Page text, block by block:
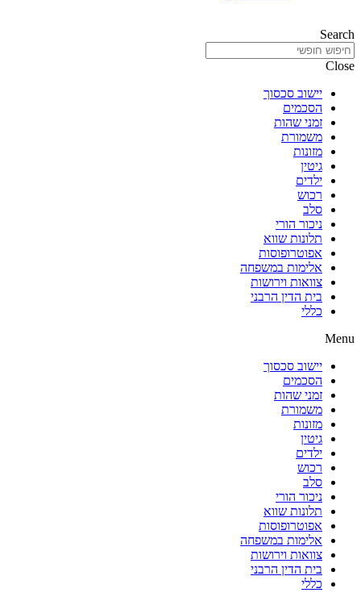
Search
Close
יישוב סכסוך
הסכמים
זמני שהות
משמורת
מזונות
גיטין
ילדים
רכוש
סלב
ניכור הורי
תלונות שווא
אפוטרופוסות
אלימות במשפחה
צוואות וירושות
בית הדין הרבני
כללי
Menu
יישוב סכסוך
הסכמים
זמני שהות
משמורת
מזונות
גיטין
ילדים
רכוש
סלב
ניכור הורי
תלונות שווא
אפוטרופוסות
אלימות במשפחה
צוואות וירושות
בית הדין הרבני
כללי